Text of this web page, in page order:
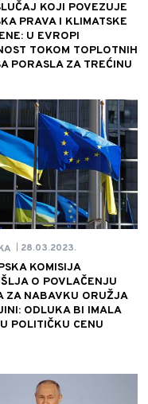
KOJI POVEZUJE
PRAVA I KLIMATSKE
U EVROPI
TOKOM TOPLOTNIH
PORASLA ZA TREĆINU
28.03.2023.
KOMISIJA
O POVLAČENJU
ZA NABAVKU ORUŽJA
ODLUKA BI IMALA
POLITIČKU CENU